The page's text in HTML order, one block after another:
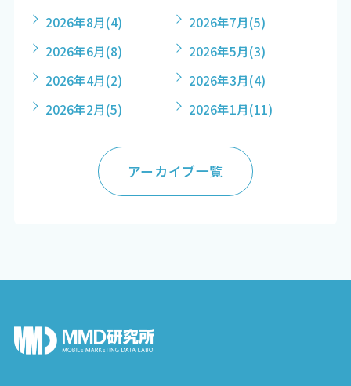
2026年8月(4) 2026年7月(5)
2026年6月(8) 2026年5月(3)
2026年4月(2) 2026年3月(4)
2026年2月(5) 2026年1月(11)
アーカイブ一覧